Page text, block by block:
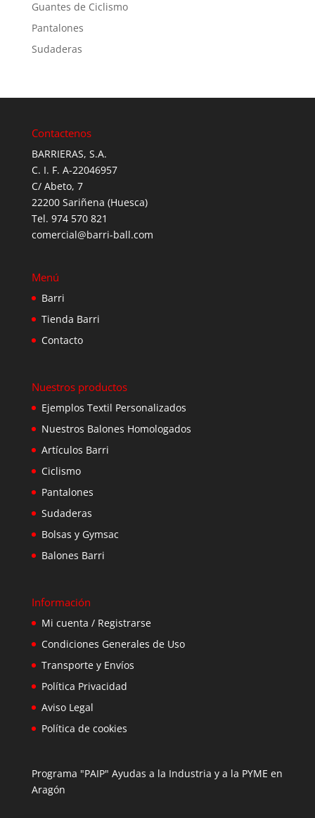
Guantes de Ciclismo
Pantalones
Sudaderas
Contactenos
BARRIERAS, S.A.
C. I. F. A-22046957
C/ Abeto, 7
22200 Sariñena (Huesca)
Tel. 974 570 821
comercial@barri-ball.com
Menú
Barri
Tienda Barri
Contacto
Nuestros productos
Ejemplos Textil Personalizados
Nuestros Balones Homologados
Artículos Barri
Ciclismo
Pantalones
Sudaderas
Bolsas y Gymsac
Balones Barri
Información
Mi cuenta / Registrarse
Condiciones Generales de Uso
Transporte y Envíos
Política Privacidad
Aviso Legal
Política de cookies
Programa "PAIP" Ayudas a la Industria y a la PYME en
Aragón